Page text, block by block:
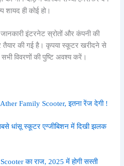
शायद ही कोई हो।
इंटरनेट स्रोतों और कंपनी की
की गई है। कृपया स्कूटर खरीदने से
विवरणों की पुष्टि अवश्य करें।
Ather Family Scooter, इतना रेंज देगी !
धांसू स्कूटर एग्जीबिशन में दिखी झलक
का राज, 2025 में होगी सस्ती